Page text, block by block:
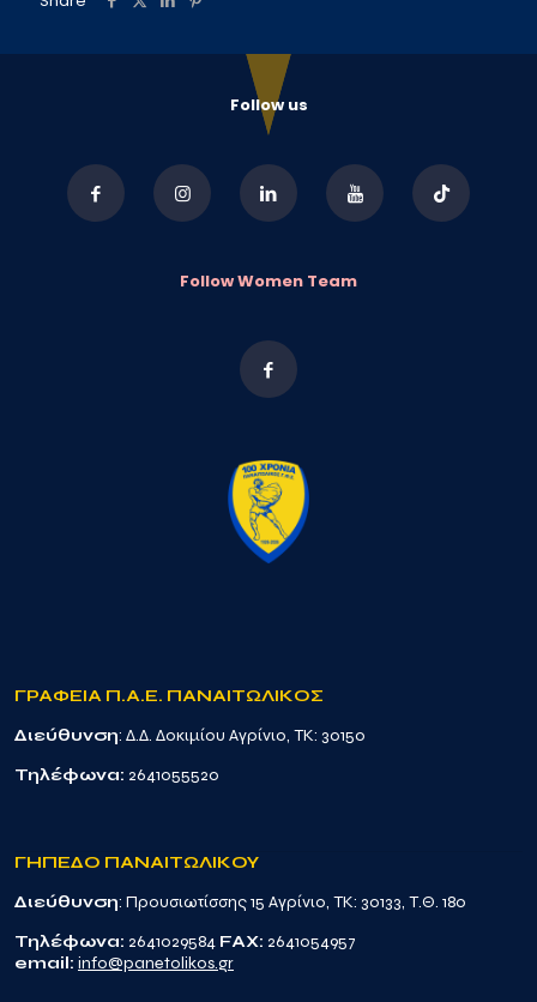
Follow us
Follow Women Team
ΓΡΑΦΕΙΑ Π.Α.Ε. ΠΑΝΑΙΤΩΛΙΚΟΣ
Διεύθυνση: Δ.Δ. Δοκιμίου Αγρίνιο, TK: 30150
Τηλέφωνα: 2641055520
ΓΗΠΕΔΟ ΠΑΝΑΙΤΩΛΙΚΟΥ
Διεύθυνση: Προυσιωτίσσης 15 Αγρίνιο, TK: 30133, Τ.Θ. 180
Τηλέφωνα: 2641029584 FAX: 2641054957
email: info@panetolikos.gr